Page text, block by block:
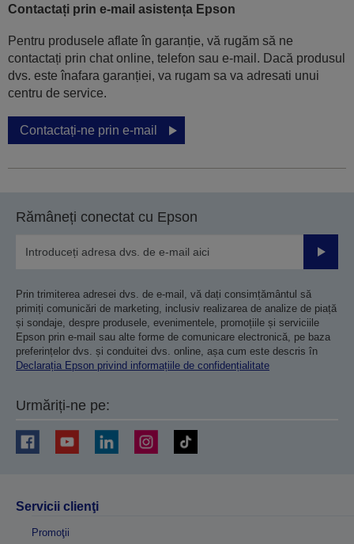
Contactați prin e-mail asistența Epson
Pentru produsele aflate în garanție, vă rugăm să ne
contactați prin chat online, telefon sau e-mail. Dacă produsul
dvs. este înafara garanției, va rugam sa va adresati unui
centru de service.
Contactați-ne prin e-mail
Rămâneți conectat cu Epson
Prin trimiterea adresei dvs. de e-mail, vă dați consimțământul să
primiți comunicări de marketing, inclusiv realizarea de analize de piață
și sondaje, despre produsele, evenimentele, promoțiile și serviciile
Epson prin e-mail sau alte forme de comunicare electronică, pe baza
preferințelor dvs. și conduitei dvs. online, așa cum este descris în
Declarația Epson privind informațiile de confidențialitate
Urmăriți-ne pe:
Servicii clienţi
Promoţii